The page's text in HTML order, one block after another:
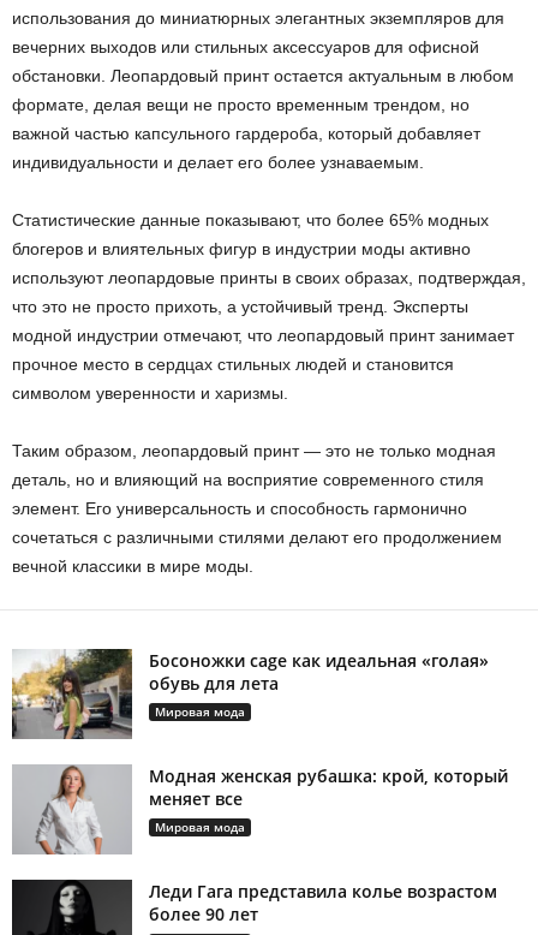
использования до миниатюрных элегантных экземпляров для
вечерних выходов или стильных аксессуаров для офисной
обстановки. Леопардовый принт остается актуальным в любом
формате, делая вещи не просто временным трендом, но
важной частью капсульного гардероба, который добавляет
индивидуальности и делает его более узнаваемым.
Статистические данные показывают, что более 65% модных
блогеров и влиятельных фигур в индустрии моды активно
используют леопардовые принты в своих образах, подтверждая,
что это не просто прихоть, а устойчивый тренд. Эксперты
модной индустрии отмечают, что леопардовый принт занимает
прочное место в сердцах стильных людей и становится
символом уверенности и харизмы.
Таким образом, леопардовый принт — это не только модная
деталь, но и влияющий на восприятие современного стиля
элемент. Его универсальность и способность гармонично
сочетаться с различными стилями делают его продолжением
вечной классики в мире моды.
Босоножки cage как идеальная «голая»
обувь для лета
Мировая мода
Модная женская рубашка: крой, который
меняет все
Мировая мода
Леди Гага представила колье возрастом
более 90 лет